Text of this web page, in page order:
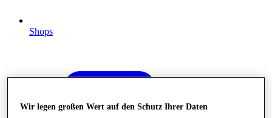
Shops
Wir legen großen Wert auf den Schutz Ihrer Daten